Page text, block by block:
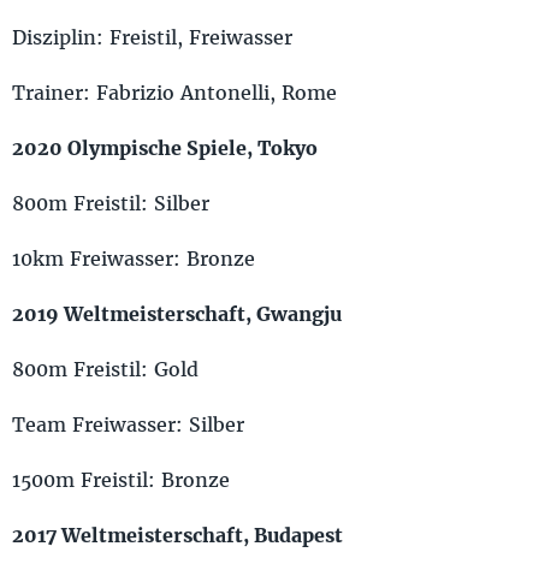
Disziplin: Freistil, Freiwasser
Trainer: Fabrizio Antonelli, Rome
2020 Olympische Spiele, Tokyo
800m Freistil: Silber
10km Freiwasser: Bronze
2019 Weltmeisterschaft, Gwangju
800m Freistil: Gold
Team Freiwasser: Silber
1500m Freistil: Bronze
2017 Weltmeisterschaft, Budapest